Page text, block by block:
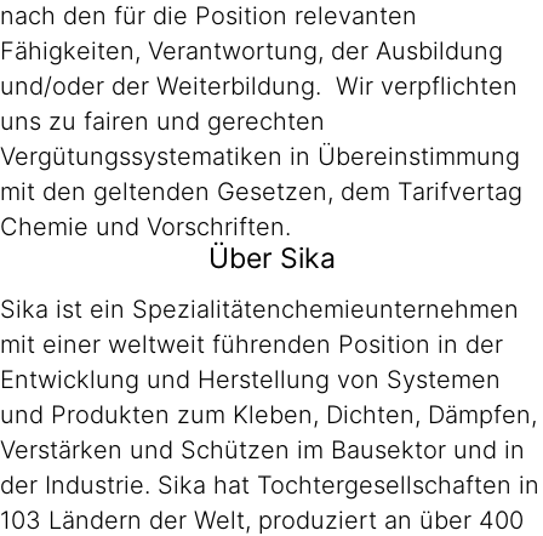
nach den für die Position relevanten
Fähigkeiten, Verantwortung, der Ausbildung
und/oder der Weiterbildung. Wir verpflichten
uns zu fairen und gerechten
Vergütungssystematiken in Übereinstimmung
mit den geltenden Gesetzen, dem Tarifvertag
Chemie und Vorschriften.
Über Sika
Sika ist ein Spezialitätenchemieunternehmen
mit einer weltweit führenden Position in der
Entwicklung und Herstellung von Systemen
und Produkten zum Kleben, Dichten, Dämpfen,
Verstärken und Schützen im Bausektor und in
der Industrie. Sika hat Tochtergesellschaften in
103 Ländern der Welt, produziert an über 400